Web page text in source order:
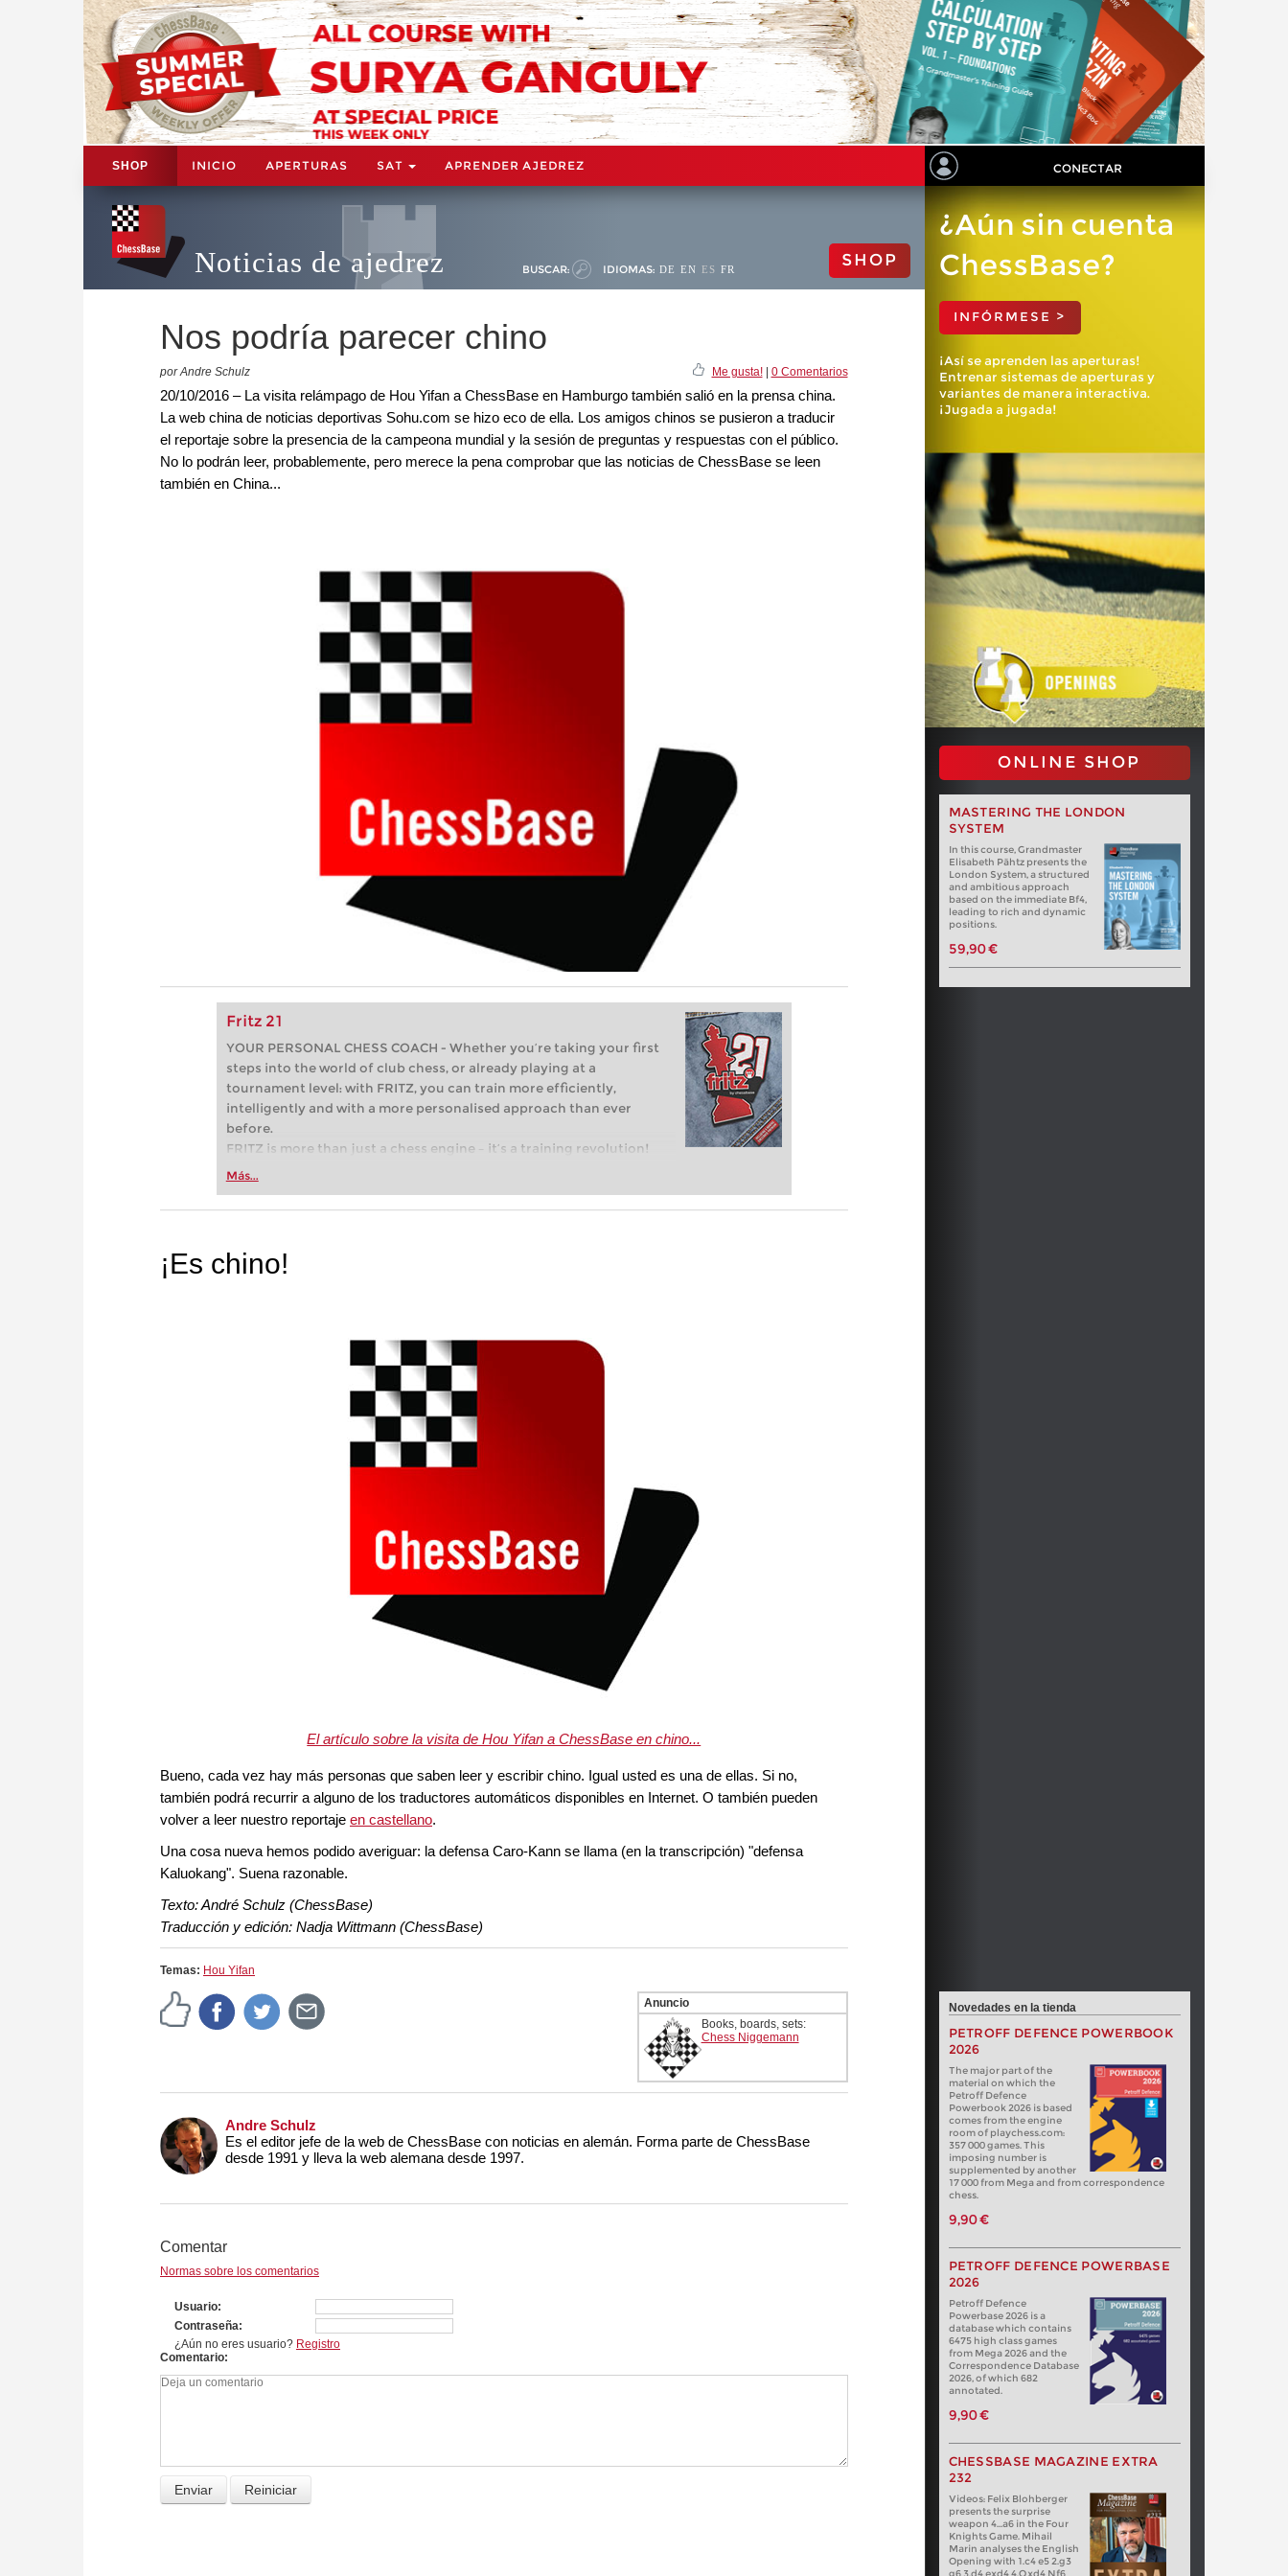
SHOP INICIO APERTURAS SAT APRENDER AJEDREZ CONECTAR
Noticias de ajedrez BUSCAR: IDIOMAS: DE EN ES FR SHOP
Nos podría parecer chino
por Andre Schulz Me gusta!| 0 Comentarios
20/10/2016 – La visita relámpago de Hou Yifan a ChessBase en Hamburgo también salió en la prensa china.
La web china de noticias deportivas Sohu.com se hizo eco de ella. Los amigos chinos se pusieron a traducir
el reportaje sobre la presencia de la campeona mundial y la sesión de preguntas y respuestas con el público.
No lo podrán leer, probablemente, pero merece la pena comprobar que las noticias de ChessBase se leen
también en China...
Fritz 21
YOUR PERSONAL CHESS COACH - Whether you’re taking your first
steps into the world of club chess, or already playing at a
tournament level: with FRITZ, you can train more efficiently,
intelligently and with a more personalised approach than ever
before.
FRITZ is more than just a chess engine – it’s a training revolution!
Whether you’re taking your first steps into the world of club chess,
more efficiently, intelligently and with a more personalised
Más...
¿Aún sin cuenta
ChessBase?
INFÓRMESE >
¡Así se aprenden las aperturas!
Entrenar sistemas de aperturas y
variantes de manera interactiva.
¡Jugada a jugada!
ONLINE SHOP
MASTERING THE LONDON
SYSTEM
In this course, Grandmaster
Elisabeth Pähtz presents the
London System, a structured
and ambitious approach
based on the immediate Bf4,
leading to rich and dynamic
positions.
59,90 €
¡Es chino!
El artículo sobre la visita de Hou Yifan a ChessBase en chino...
Bueno, cada vez hay más personas que saben leer y escribir chino. Igual usted es una de ellas. Si no,
también podrá recurrir a alguno de los traductores automáticos disponibles en Internet. O también pueden
volver a leer nuestro reportaje en castellano.
Una cosa nueva hemos podido averiguar: la defensa Caro-Kann se llama (en la transcripción) "defensa
Kaluokang". Suena razonable.
Texto: André Schulz (ChessBase)
Traducción y edición: Nadja Wittmann (ChessBase)
Temas: Hou Yifan
Anuncio
Books, boards, sets:
Chess Niggemann
Andre Schulz
Es el editor jefe de la web de ChessBase con noticias en alemán. Forma parte de ChessBase
desde 1991 y lleva la web alemana desde 1997.
Comentar
Normas sobre los comentarios
Usuario
Contraseña
¿Aún no eres usuario? Registro
Comentario
Novedades en la tienda
PETROFF DEFENCE POWERBOOK
2026
The major part of the
material on which the
Petroff Defence
Powerbook 2026 is based
comes from the engine
room of playchess.com:
357 000 games. This
imposing number is
supplemented by another
17 000 from Mega and from correspondence
chess.
9,90 €
PETROFF DEFENCE POWERBASE
2026
Petroff Defence
Powerbase 2026 is a
database which contains
6475 high class games
from Mega 2026 and the
Correspondence Database
2026, of which 682
annotated.
9,90 €
CHESSBASE MAGAZINE EXTRA
232
Videos: Felix Blohberger
presents the surprise
weapon 4…a6 in the Four
Knights Game. Mihail
Marin analyses the English
Opening with 1.c4 e5 2.g3